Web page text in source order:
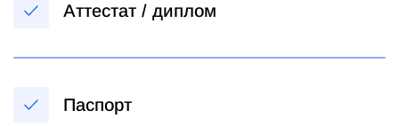
Аттестат / диплом
Паспорт